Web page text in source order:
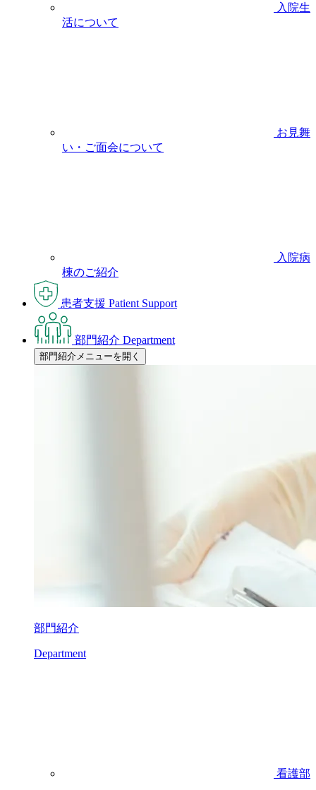
入院生
活について
お見舞
い・ご面会について
入院病
棟のご紹介
患者支援 Patient Support
部門紹介 Department
部門紹介メニューを開く
部門紹介
Department
看護部